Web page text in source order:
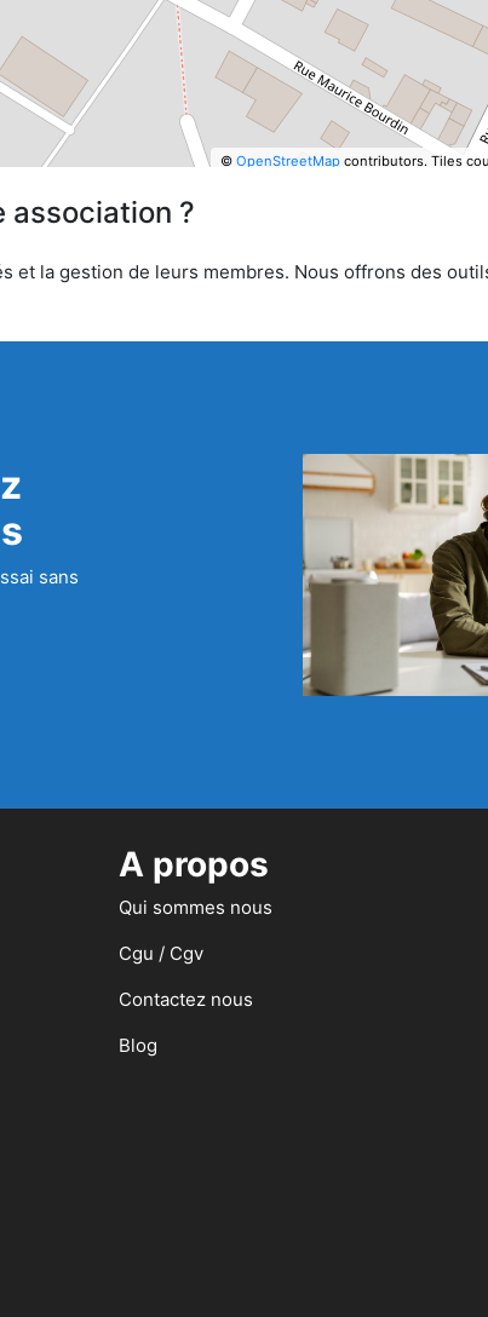
© OpenStreetMapcontributors. Tiles
association ?
et la gestion de leurs membres. Nous offrons des
sans
A propos
Qui sommes nous
Cgu / Cgv
Contactez nous
Blog